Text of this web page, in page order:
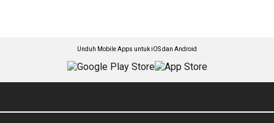
Unduh Mobile Apps untuk iOS dan Android